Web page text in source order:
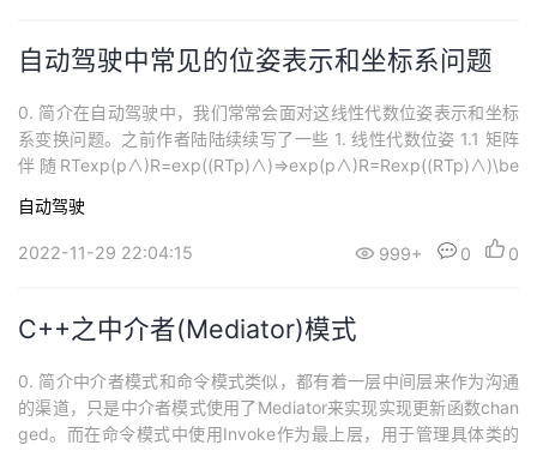
自动驾驶中常见的位姿表示和坐标系问题
0. 简介在自动驾驶中，我们常常会面对这线性代数位姿表示和坐标
系变换问题。之前作者陆陆续续写了一些 1. 线性代数位姿 1.1 矩阵
伴随RTexp⁡(p∧)R=exp⁡((RTp)∧)⇒exp⁡(p∧)R=Rexp⁡((RTp)∧)\be
\wedge)}\boldsy...
自动驾驶
2022-11-29 22:04:15 999+ 0 0
C++之中介者(Mediator)模式
0. 简介中介者模式和命令模式类似，都有着一层中间层来作为沟通
的渠道，只是中介者模式使用了Mediator来实现实现更新函数chan
ged。而在命令模式中使用Invoke作为最上层，用于管理具体类的